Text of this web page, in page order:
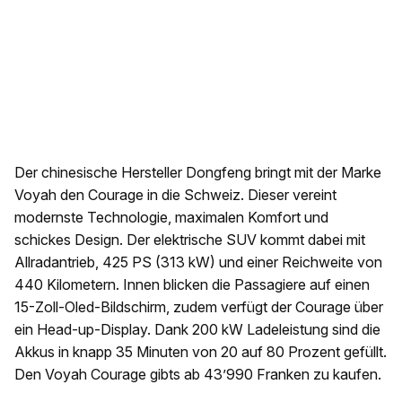
Der chinesische Hersteller Dongfeng bringt mit der Marke
Voyah den Courage in die Schweiz. Dieser vereint
modernste Technologie, maximalen Komfort und
schickes Design. Der elektrische SUV kommt dabei mit
Allradantrieb, 425 PS (313 kW) und einer Reichweite von
440 Kilometern. Innen blicken die Passagiere auf einen
15-Zoll-Oled-Bildschirm, zudem verfügt der Courage über
ein Head-up-Display. Dank 200 kW Ladeleistung sind die
Akkus in knapp 35 Minuten von 20 auf 80 Prozent gefüllt.
Den Voyah Courage gibts ab 43’990 Franken zu kaufen.